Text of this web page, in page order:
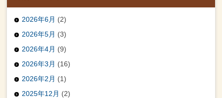
2026年6月 (2)
2026年5月 (3)
2026年4月 (9)
2026年3月 (16)
2026年2月 (1)
2025年12月 (2)